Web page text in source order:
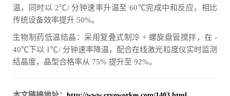
温，同时以 2℃/ 分钟速率升温至 60℃完成中和反应，相比
传统设备效率提升 50%。
生物制药低温结晶：采用复叠式制冷 + 螺旋盘管搅拌，在 -
40℃下以 1℃/ 分钟速率降温，配合在线激光粒度仪实时监测
结晶度，晶型合格率从 75% 提升至 92%。